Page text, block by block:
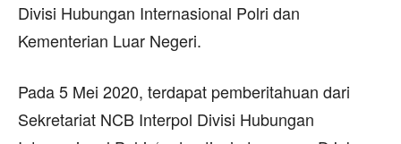
Divisi Hubungan Internasional Polri dan
Kementerian Luar Negeri.
Pada 5 Mei 2020, terdapat pemberitahuan dari
Sekretariat NCB Interpol Divisi Hubungan